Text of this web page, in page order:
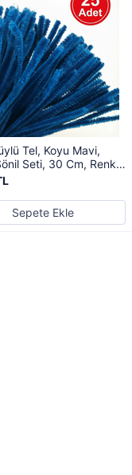
Tel, Koyu Mavi,
Seti, 30 Cm, Renkli
Peluş Çubuklar
Sepete Ekle